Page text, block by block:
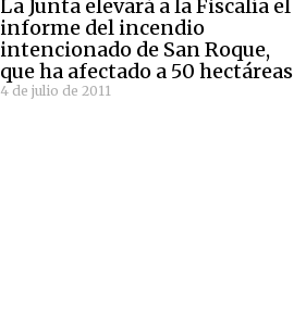
La Junta elevará a la Fiscalía el
informe del incendio
intencionado de San Roque,
que ha afectado a 50 hectáreas
4 de julio de 2011